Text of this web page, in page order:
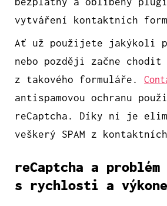
vytváření kontaktních
Ať už použijete jakýkoli
nebo později začne chodit
z takového formuláře.
antispamovou ochranu
reCaptcha. Díky ní je
veškerý SPAM z
reCaptcha a problém
s rychlosti a